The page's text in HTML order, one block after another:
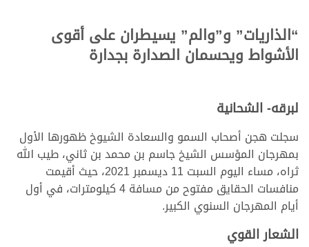
“الذاريات” و”والم” يسيطران على أقوى
الأشواط ويحسمان الصدارة بجدارة
لبرقه- الشحانية
سجلت هجن أصحاب السمو والسعادة الشيوخ ظهورها الأول
بمهرجان المؤسس الشيخ جاسم بن محمد بن ثاني، طيب الله
ثراه، مساء اليوم السبت 11 ديسمبر 2021، حيث أقيمت
منافسات الحقايق مفتوح من مسافة 4 كيلومترات، في أول
أيام المهرجان السنوي الكبير.
الشعار القوي